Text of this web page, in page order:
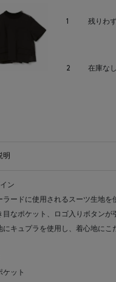
残りわ
2 在庫なし
明
ン
ラードに使用されるスーツ生地を
目なポケット、ロゴ入りボタン
にキュプラを使用し、着心地にこ
ケット